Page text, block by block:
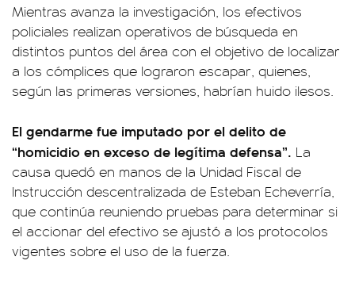
Mientras avanza la investigación, los efectivos
policiales realizan operativos de búsqueda en
distintos puntos del área con el objetivo de localizar
a los cómplices que lograron escapar, quienes,
según las primeras versiones, habrían huido ilesos.
El gendarme fue imputado por el delito de
“homicidio en exceso de legítima defensa”. La
causa quedó en manos de la Unidad Fiscal de
Instrucción descentralizada de Esteban Echeverría,
que continúa reuniendo pruebas para determinar si
el accionar del efectivo se ajustó a los protocolos
vigentes sobre el uso de la fuerza.